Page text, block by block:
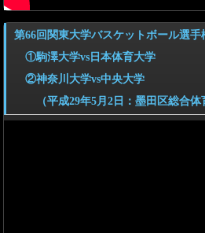
第66回関東大学バスケットボール選手
①駒澤大学vs日本体育大学
②神奈川大学vs中央大学
（平成29年5月2日：墨田区総合体